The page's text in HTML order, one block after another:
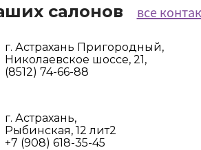
салонов все
г. Астрахань Пригородный,
Николаевское шоссе, 21,
(8512) 74-66-88
г. Астрахань,
Рыбинская, 12 лит2
+7 (908) 618-35-45‬